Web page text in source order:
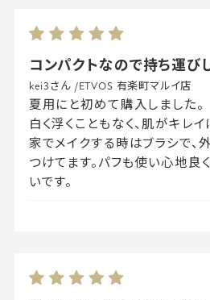
コンパクトなので持ち運び
kei3さん /ETVOS 有楽町マルイ店
夏用にと初めて購入しました。
白く浮くこともなく、肌がキレ
家でメイクする時はブラシで、
つけてます。パフも使い心地良
いです。